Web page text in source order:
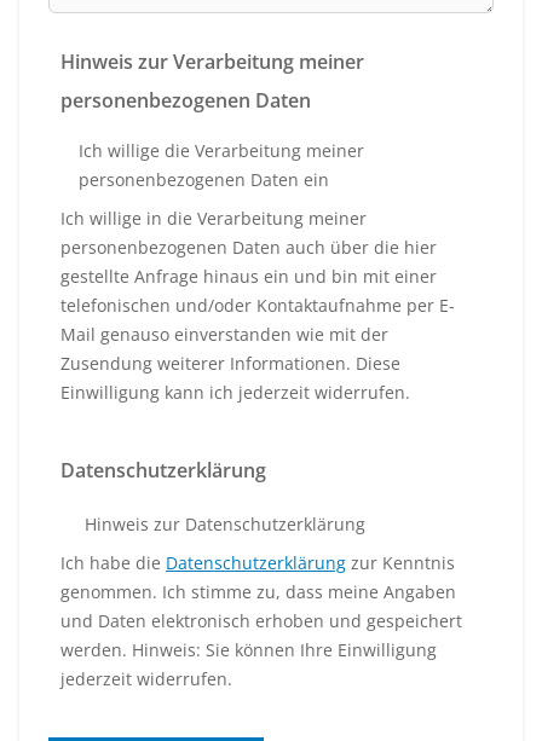
Hinweis zur Verarbeitung meiner
personenbezogenen Daten
Ich willige die Verarbeitung meiner
personenbezogenen Daten ein
Ich willige in die Verarbeitung meiner
personenbezogenen Daten auch über die hier
gestellte Anfrage hinaus ein und bin mit einer
telefonischen und/oder Kontaktaufnahme per E-
Mail genauso einverstanden wie mit der
Zusendung weiterer Informationen. Diese
Einwilligung kann ich jederzeit widerrufen.
Datenschutzerklärung
Hinweis zur Datenschutzerklärung
Ich habe die Datenschutzerklärung zur Kenntnis
genommen. Ich stimme zu, dass meine Angaben
und Daten elektronisch erhoben und gespeichert
werden. Hinweis: Sie können Ihre Einwilligung
jederzeit widerrufen.